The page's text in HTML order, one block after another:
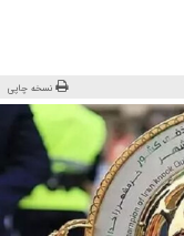
نسخه چاپی